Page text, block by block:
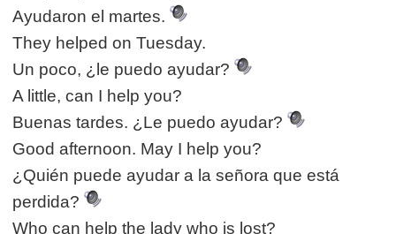
Ayudaron el martes.
They helped on Tuesday.
Un poco, ¿le puedo ayudar?
A little, can I help you?
Buenas tardes. ¿Le puedo ayudar?
Good afternoon. May I help you?
¿Quién puede ayudar a la señora que está
perdida?
Who can help the lady who is lost?